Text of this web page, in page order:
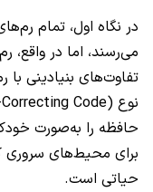
می‌رسند، اما در واقع،
تفاوت‌های بنیادینی
حافظه را به‌صورت
برای محیط‌های سروری
حیاتی است.